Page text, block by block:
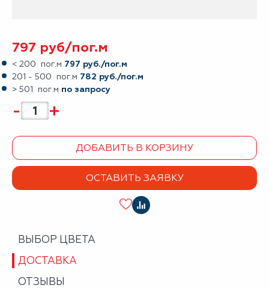
797 руб/пог.м
< 200 пог.м 797 руб./пог.м
201 - 500 пог.м 782 руб./пог.м
> 501 пог.м по запросу
- +
ДОБАВИТЬ В КОРЗИНУ
ОСТАВИТЬ ЗАЯВКУ
ВЫБОР ЦВЕТА
ДОСТАВКА
ОТЗЫВЫ